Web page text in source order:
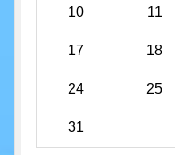
10 11
17 18
24 25
31